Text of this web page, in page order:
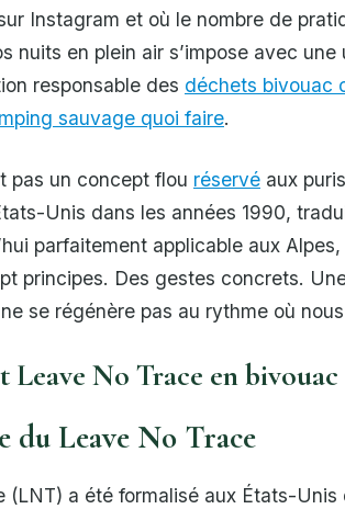
Instagram et où le nombre de
nuits en plein air s’impose avec une
responsable des déchets bivouac
sauvage quoi faire.
pas un concept flou réservé aux
Unis dans les années 1990,
parfaitement applicable aux
principes. Des gestes concrets.
se régénère pas au rythme où nous
No Trace en bivouac
du Leave No Trace
(LNT) a été formalisé aux États-Unis